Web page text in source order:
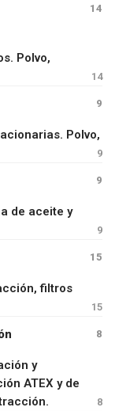
14
Polvo,
14
9
Polvo,
9
9
de aceite y
9
15
filtros
15
8
y
ATEX y de
8